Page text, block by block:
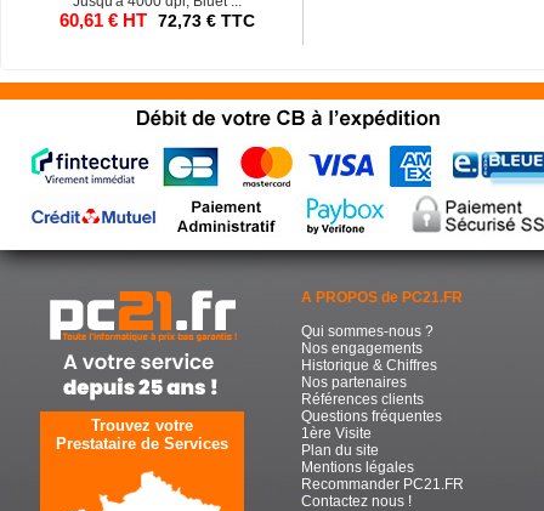
60,61 € HT 72,73 € TTC
Trouvez votre
Prestataire de Services
A PROPOS de PC21.FR
Qui sommes-nous ?
Nos engagements
Historique & Chiffres
Nos partenaires
Références clients
Questions fréquentes
1ère Visite
Plan du site
Mentions légales
Recommander PC21.FR
Contactez nous !